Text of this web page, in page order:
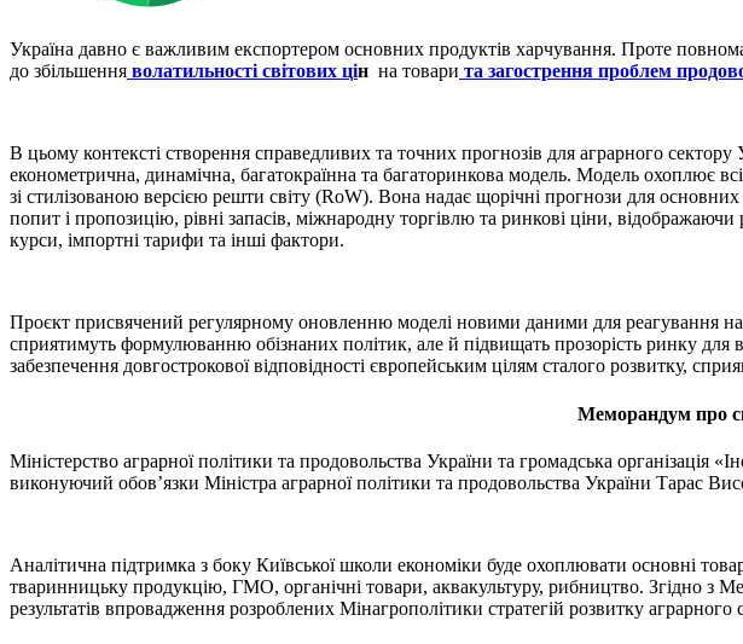
Україна давно є важливим експортером основних продуктів харчування. Проте
до збільшення волатильності світових цін на товари та загострення проблем
В цьому контексті створення справедливих та точних прогнозів для аграрного
економетрична, динамічна, багатокраїнна та багаторинкова модель. Модель охоплює
зі стилізованою версією решти світу (RoW). Вона надає щорічні прогнози для
попит і пропозицію, рівні запасів, міжнародну торгівлю та ринкові ціни,
курси, імпортні тарифи та інші фактори.
Проєкт присвячений регулярному оновленню моделі новими даними для реагування
сприятимуть формулюванню обізнаних політик, але й підвищать прозорість ринку
забезпечення довгострокової відповідності європейським цілям сталого розвитку,
Меморандум про
Міністерство аграрної політики та продовольства України та громадська організація
виконуючий обов’язки Міністра аграрної політики та продовольства України Тарас
Аналітична підтримка з боку Київської школи економіки буде охоплювати основні
тваринницьку продукцію, ГМО, органічні товари, аквакультуру, рибництво. Згідно з
результатів впровадження розроблених Мінагрополітики стратегій розвитку аграрного